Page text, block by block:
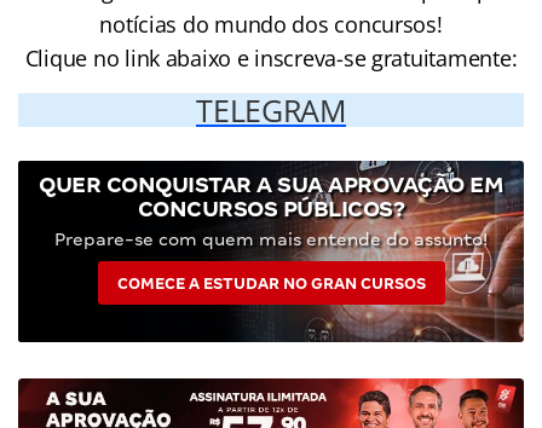
notícias do mundo dos concursos!
Clique no link abaixo e inscreva-se gratuitamente:
TELEGRAM
QUER CONQUISTAR A SUA APROVAÇÃO EM
CONCURSOS PÚBLICOS?
Prepare-se com quem mais entende do assunto!
COMECE A ESTUDAR NO GRAN CURSOS